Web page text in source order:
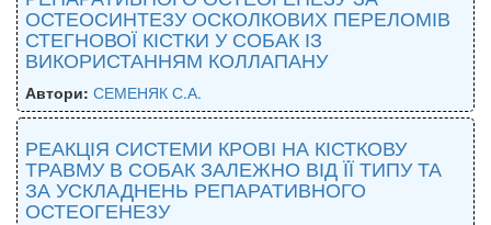
ОСТЕОСИНТЕЗУ ОСКОЛКОВИХ ПЕРЕЛОМІВ
СТЕГНОВОЇ КІСТКИ У СОБАК ІЗ
ВИКОРИСТАННЯМ КОЛЛАПАНУ
Автори: СЕМЕНЯК С.А.
РЕАКЦІЯ СИСТЕМИ КРОВІ НА КІСТКОВУ
ТРАВМУ В СОБАК ЗАЛЕЖНО ВІД ЇЇ ТИПУ ТА
ЗА УСКЛАДНЕНЬ РЕПАРАТИВНОГО
ОСТЕОГЕНЕЗУ